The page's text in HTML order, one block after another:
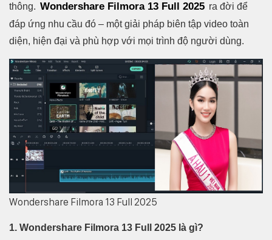
thông. Wondershare Filmora 13 Full 2025 ra đời để
đáp ứng nhu cầu đó – một giải pháp biên tập video toàn
diện, hiện đại và phù hợp với mọi trình độ người dùng.
Wondershare Filmora 13 Full 2025
1. Wondershare Filmora 13 Full 2025 là gì?